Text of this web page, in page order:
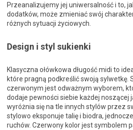
Przeanalizujemy jej uniwersalność i to,
dodatków, może zmieniać swój
różnych sytuacji życiowych.
Design i styl sukienki
Klasyczna ołówkowa długość midi to
które pragną podkreślić swoją sylwetkę.
czerwonym jest odważnym wyborem,
dodaje pewności siebie każdej noszącej
wyróżnia się na tle innych stylów przez
stylowo eksponuje talię i biodra,
ruchów. Czerwony kolor jest symbolem